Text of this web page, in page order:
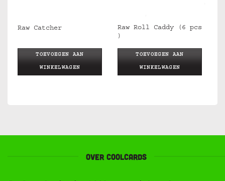
Raw Catcher
TOEVOEGEN AAN
WINKELWAGEN
Raw Roll Caddy (6 pcs
)
TOEVOEGEN AAN
WINKELWAGEN
Over Coolcards